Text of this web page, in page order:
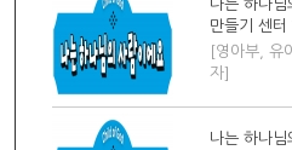
나는 하나님
만들기 센터
[영아부, 유
자]
나는 하나님